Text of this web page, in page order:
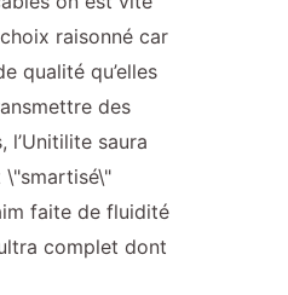
raisonné car
qualité qu’elles
des
saura
\"smartisé\"
faite de fluidité
complet dont